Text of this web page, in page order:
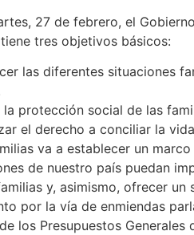
27 de febrero, el
tres objetivos básicos:
las diferentes situaciones
la protección social de las
el derecho a conciliar la
va a establecer un
de nuestro país puedan
y, asimismo, ofrecer un
por la vía de enmiendas
los Presupuestos Generales